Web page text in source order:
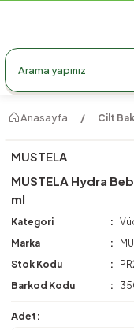
990 TL Üzeri Ücretsiz Kargo
Anasayfa Cilt
MUSTELA
MUSTELA Hydra
ml
Kategori
Marka
Stok Kodu
Barkod Kodu
Adet: